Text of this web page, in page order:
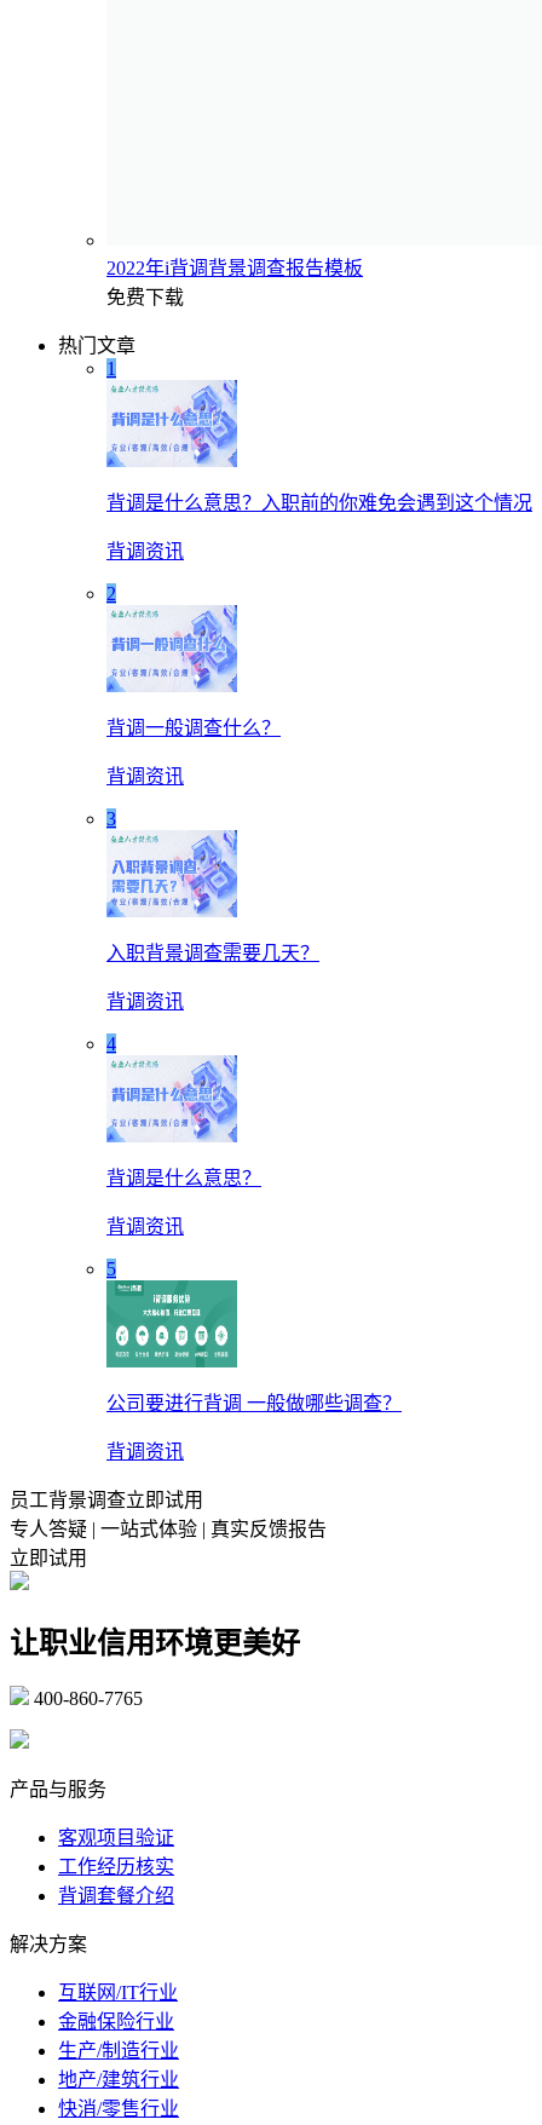
2022年i背调背景调查报告模板
免费下载
热门文章
1
背调是什么意思？入职前的你难免会遇到这个情况
背调资讯
2
背调一般调查什么？
背调资讯
3
入职背景调查需要几天？
背调资讯
4
背调是什么意思？
背调资讯
5
公司要进行背调 一般做哪些调查？
背调资讯
员工背景调查立即试用
专人答疑 | 一站式体验 | 真实反馈报告
立即试用
让职业信用环境更美好
400-860-7765
产品与服务
客观项目验证
工作经历核实
背调套餐介绍
解决方案
互联网/IT行业
金融保险行业
生产/制造行业
地产/建筑行业
快消/零售行业